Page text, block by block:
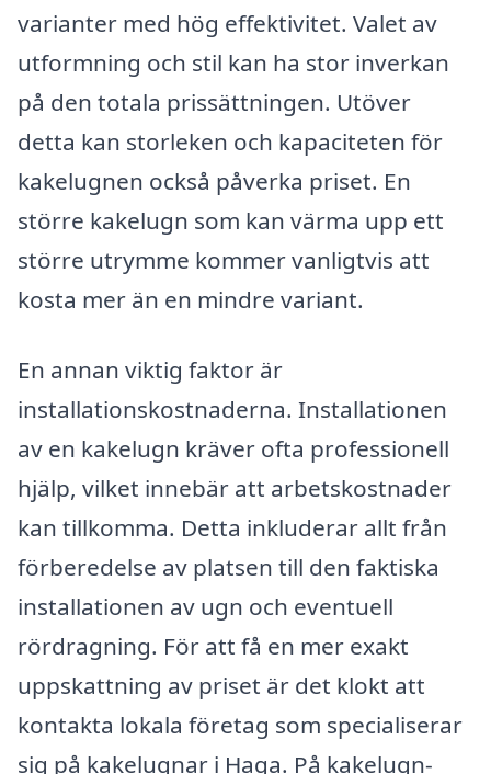
varianter med hög effektivitet. Valet av
utformning och stil kan ha stor inverkan
på den totala prissättningen. Utöver
detta kan storleken och kapaciteten för
kakelugnen också påverka priset. En
större kakelugn som kan värma upp ett
större utrymme kommer vanligtvis att
kosta mer än en mindre variant.
En annan viktig faktor är
installationskostnaderna. Installationen
av en kakelugn kräver ofta professionell
hjälp, vilket innebär att arbetskostnader
kan tillkomma. Detta inkluderar allt från
förberedelse av platsen till den faktiska
installationen av ugn och eventuell
rördragning. För att få en mer exakt
uppskattning av priset är det klokt att
kontakta lokala företag som specialiserar
sig på kakelugnar i Haga. På kakelugn-